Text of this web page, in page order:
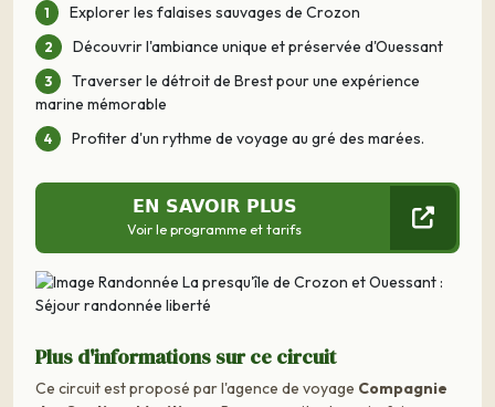
Explorer les falaises sauvages de Crozon
Découvrir l'ambiance unique et préservée d'Ouessant
Traverser le détroit de Brest pour une expérience
marine mémorable
Profiter d'un rythme de voyage au gré des marées.
EN SAVOIR PLUS
Voir le programme et tarifs
Plus d'informations sur ce circuit
Ce circuit est proposé par l'agence de voyage Compagnie